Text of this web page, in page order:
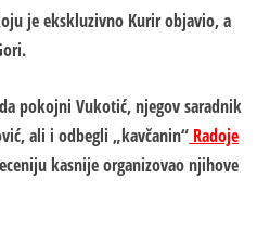
je ekskluzivno Kurir objavio, a
pokojni Vukotić, njegov saradnik
ali i odbegli „kavčanin“ Radoje
kasnije organizovao njihove